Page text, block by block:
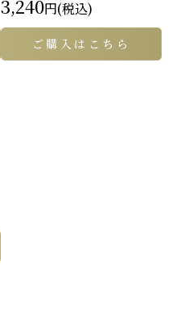
3,240円(税込)
ご購入はこちら